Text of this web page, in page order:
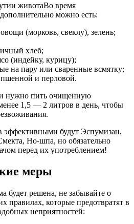
Во время
можно есть:
(морковь, свеклу), зелень;
хлеб;
(индейку, курицу);
на пару или сваренные всмятку;
и перловой.
нужно пить очищенную
1,5 — 2 литров в день, чтобы
эффективными будут Эспумизан,
Но-шпа, но обязательно
перед их употреблением!
меры
будет решена, не забывайте о
правилах, которые предотвратят в
неприятностей: